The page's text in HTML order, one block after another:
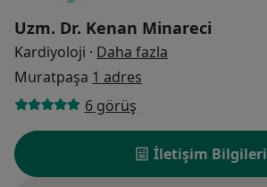
Uzm. Dr. Kenan Minareci
Kardiyoloji · Daha fazla
Muratpaşa 1 adres
6 görüş
İletişim Bilgileri